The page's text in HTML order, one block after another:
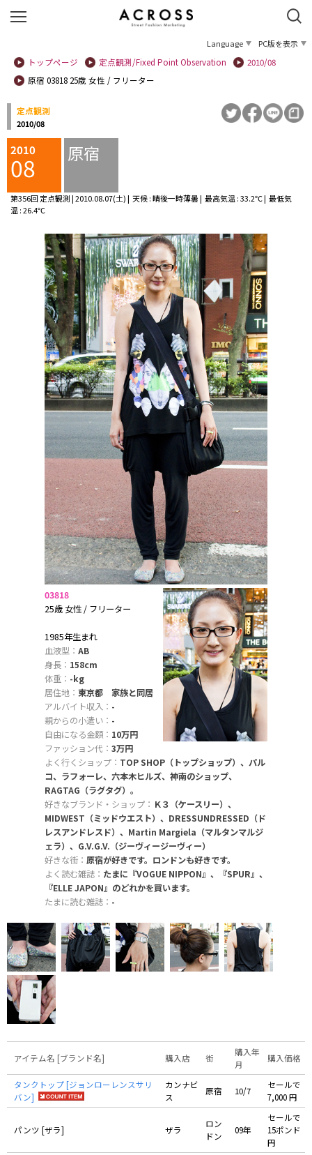
Language
PC版を表示
トップページ
定点観測/Fixed Point Observation
2010/08
原宿 03818 25歳 女性 / フリーター
定点観測
2010/08
2010
08 原宿
第356回 定点観測 | 2010.08.07(土) | 天候 : 晴後一時薄曇 | 最高気温 : 33.2℃ | 最低気
温 : 26.4℃
03818
25歳 女性 / フリーター
1985年生まれ
血液型： AB
身長： 158cm
体重： -kg
居住地： 東京都 家族と同居
アルバイト収入： -
親からの小遣い： -
自由になる金額： 10万円
ファッション代： 3万円
よく行くショップ： TOP SHOP（トップショップ）、パル
コ、ラフォーレ、六本木ヒルズ、神南のショップ、
RAGTAG（ラグタグ）。
好きなブランド・ショップ： Ｋ３（ケースリー）、
MIDWEST（ミッドウエスト）、DRESSUNDRESSED（ド
レスアンドレスド）、Martin Margiela（マルタンマルジ
ェラ）、G.V.G.V.（ジーヴィージーヴィー）
好きな街： 原宿が好きです。ロンドンも好きです。
よく読む雑誌： たまに『VOGUE NIPPON』、『SPUR』、
『ELLE JAPON』のどれかを買います。
たまに読む雑誌： -
アイテム名 [ブランド名] 購入店 街
購入年
月
購入価格
タンクトップ [ジョンローレンスサリ
バン]
カンナビ
ス
原宿 10/7
セールで
7,000 円
パンツ [ザラ] ザラ
ロン
ドン
09年
セールで
15ポンド
円